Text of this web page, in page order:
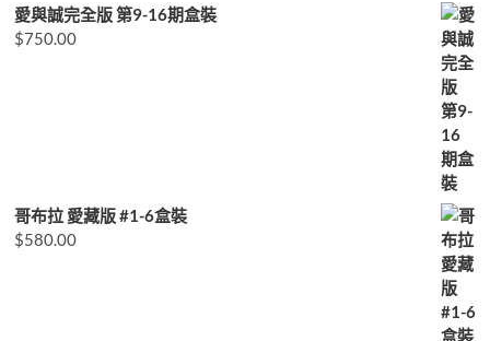
愛與誠完全版 第9-16期盒裝
$750.00
哥布拉 愛藏版 #1-6盒裝
$580.00